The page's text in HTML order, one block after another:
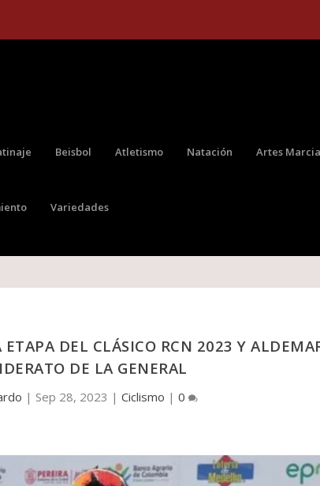
Beisbol Atletismo Natación Artes
Variedades
ETAPA DEL CLÁSICO RCN 2023 Y
DE LA GENERAL
| Sep 28, 2023 | Ciclismo | 0